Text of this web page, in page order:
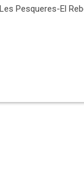
Pesqueres-El
la calidad de las